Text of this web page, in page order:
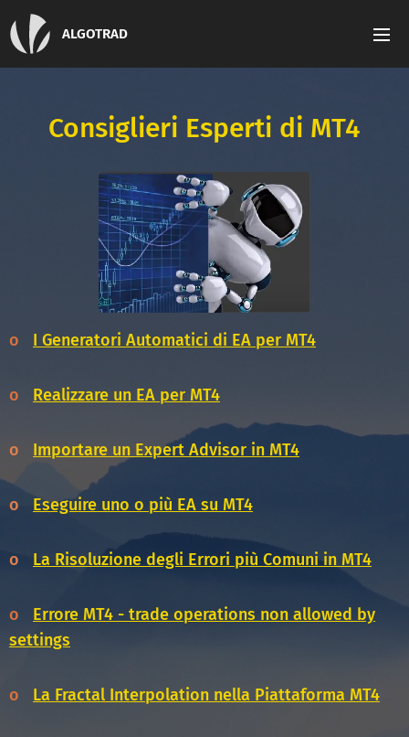
ALGOTRAD
Consiglieri Esperti di MT4
o I Generatori Automatici di EA per MT4
o Realizzare un EA per MT4
o Importare un Expert Advisor in MT4
o Eseguire uno o più EA su MT4
o La Risoluzione degli Errori più Comuni in MT4
o
Errore MT4 - trade operations non allowed by
settings
o La Fractal Interpolation nella Piattaforma MT4